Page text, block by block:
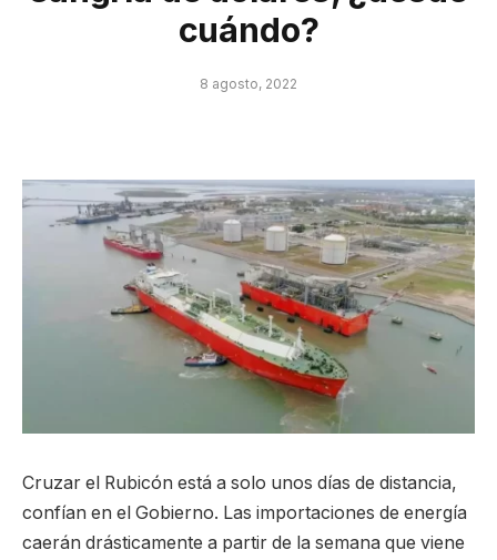
cuándo?
8 agosto, 2022
Cruzar el Rubicón está a solo unos días de distancia,
confían en el Gobierno. Las importaciones de energía
caerán drásticamente a partir de la semana que viene